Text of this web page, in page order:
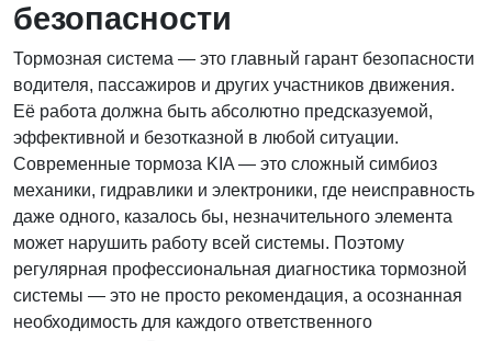
безопасности
Тормозная система — это главный гарант безопасности
водителя, пассажиров и других участников движения.
Её работа должна быть абсолютно предсказуемой,
эффективной и безотказной в любой ситуации.
Современные тормоза KIA — это сложный симбиоз
механики, гидравлики и электроники, где неисправность
даже одного, казалось бы, незначительного элемента
может нарушить работу всей системы. Поэтому
регулярная профессиональная диагностика тормозной
системы — это не просто рекомендация, а осознанная
необходимость для каждого ответственного